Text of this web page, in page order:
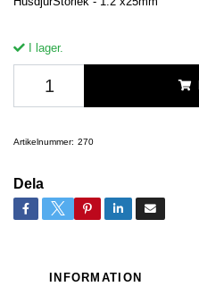
I lager.
Artikelnummer: 270
Dela
INFORMATION